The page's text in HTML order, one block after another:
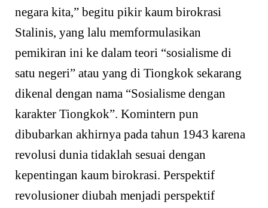
negara kita,” begitu pikir kaum birokrasi
Stalinis, yang lalu memformulasikan
pemikiran ini ke dalam teori “sosialisme di
satu negeri” atau yang di Tiongkok sekarang
dikenal dengan nama “Sosialisme dengan
karakter Tiongkok”. Komintern pun
dibubarkan akhirnya pada tahun 1943 karena
revolusi dunia tidaklah sesuai dengan
kepentingan kaum birokrasi. Perspektif
revolusioner diubah menjadi perspektif